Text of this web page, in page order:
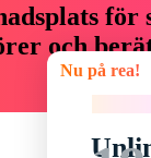
och
Nu på rea!